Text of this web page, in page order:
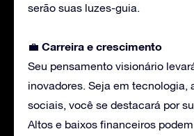
serão suas luzes-guia.
💼 Carreira e crescimento
Seu pensamento visionário
inovadores. Seja em tecnologia,
sociais, você se destacará por
Altos e baixos financeiros